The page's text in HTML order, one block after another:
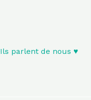
Ils parlent de nous ♥️